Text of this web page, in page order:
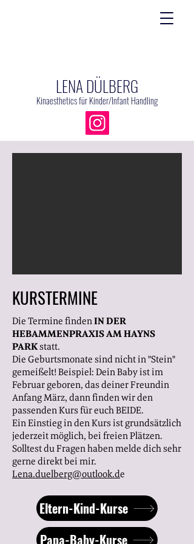
LENA DÜLBERG
Kinaestheticsfür Kinder/Infant Handling
KURSTERMINE
Die Termine findenIN DER
HEBAMMENPRAXIS AM HAYNS
PARKstatt.
Die Geburtsmonate sind nicht in "Stein"
gemeißelt! Beispiel: Dein Baby ist im
Februar geboren, das deiner Freundin
Anfang März, dann finden wir den
passenden Kurs für euch BEIDE.
Ein Einstieg in den Kurs ist grundsätzlich
jederzeit möglich, bei freien Plätzen.
Solltest du Fragen haben melde dich sehr
gerne direkt bei mir.
Lena.duelberg@outlook.de
Eltern-Kind-Kurse
Papa-Baby-Kurse